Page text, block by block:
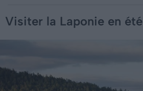
Visiter la Laponie en été